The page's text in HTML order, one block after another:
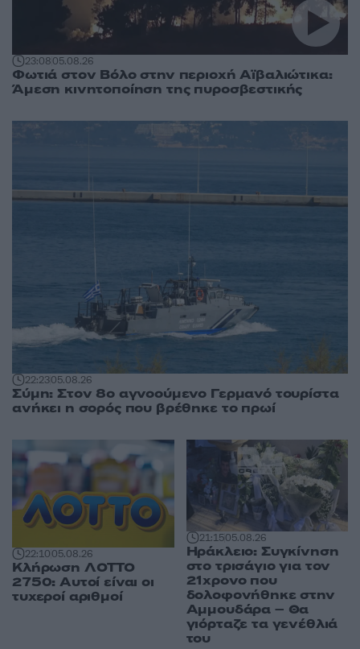
23:0805.08.26
Φωτιά στον Βόλο στην περιοχή Αϊβαλιώτικα:
Άμεση κινητοποίηση της πυροσβεστικής
22:2305.08.26
Σύμη: Στον 8ο αγνοούμενο Γερμανό τουρίστα
ανήκει η σορός που βρέθηκε το πρωί
22:1005.08.26
Κλήρωση ΛΟΤΤΟ
2750: Αυτοί είναι οι
τυχεροί αριθμοί
21:1505.08.26
Ηράκλειο: Συγκίνηση
στο τρισάγιο για τον
21χρονο που
δολοφονήθηκε στην
Αμμουδάρα – Θα
γιόρταζε τα γενέθλιά
του